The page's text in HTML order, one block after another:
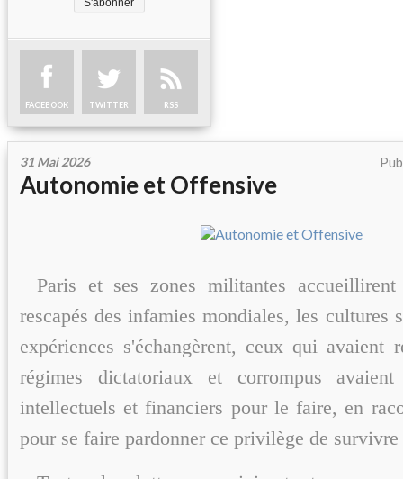
FACEBOOK TWITTER RSS
31 Mai 2026
Autonomie et Offensive
Paris et ses zones militantes
rescapés des infamies mondiales, les cultures
expériences s'échangèrent, ceux qui avaient
régimes dictatoriaux et corrompus
intellectuels et financiers pour le faire, en
pour se faire pardonner ce privilège de